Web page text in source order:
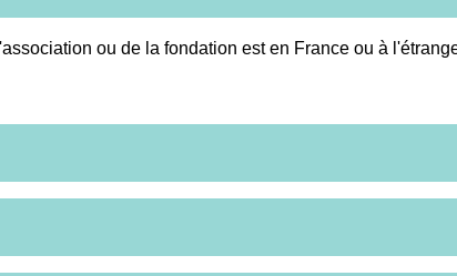
ou de la fondation est en France ou à